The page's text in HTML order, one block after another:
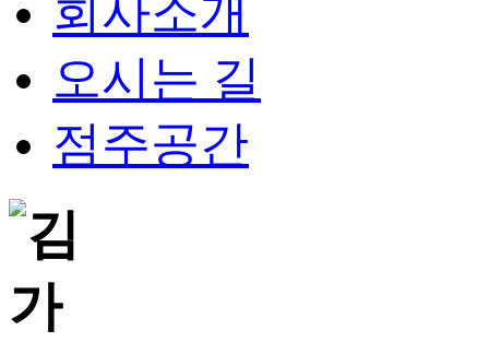
회사소개
오시는 길
점주공간